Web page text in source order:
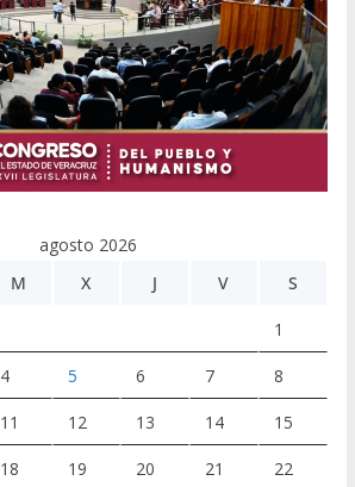
agosto 2026
M X J V S
1
4 5 6 7 8
11 12 13 14 15
18 19 20 21 22